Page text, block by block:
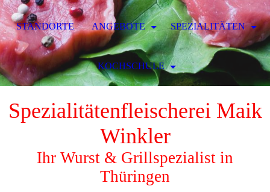
Spezialitätenfleischerei Maik
Winkler
Ihr Wurst & Grillspezialist in
Thüringen
STANDORTE ANGEBOTE SPEZIALITÄTEN
KOCHSCHULE